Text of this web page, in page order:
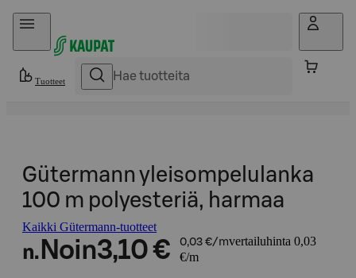
Hyppää sisältöön
Tuotteet
Gütermann yleisompelulanka
100 m polyesteriä, harmaa
Kaikki Gütermann-tuotteet
n. Noin3,10 € 0,03 €/mvertailuhinta 0,03
€/m